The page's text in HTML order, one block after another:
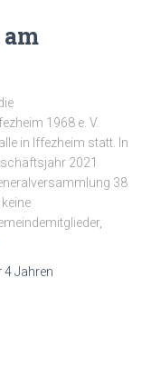
1968 e. V.
in Iffezheim statt. In
2021
38
4 Jahren